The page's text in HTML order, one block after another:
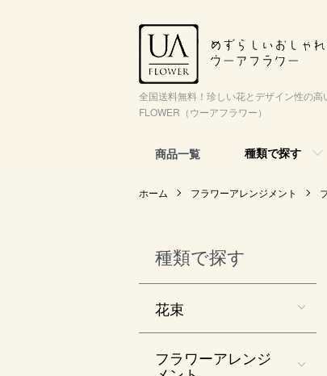
全国送料無料！珍しい花とデザイン性の
FLOWER（ウーアフラワー）
商品一覧 種類で探す
ホーム フラワーアレンジメント
種類で探す
花束
フラワーアレンジ